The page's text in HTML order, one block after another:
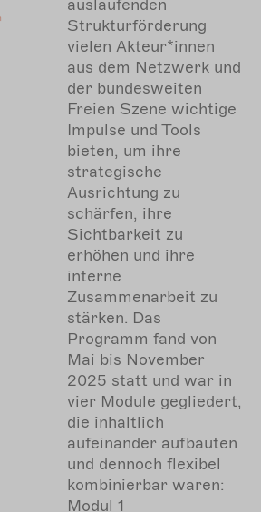
auslaufenden
Strukturförderung
vielen Akteur*innen
aus dem Netzwerk und
der bundesweiten
Freien Szene wichtige
Impulse und Tools
bieten, um ihre
strategische
Ausrichtung zu
schärfen, ihre
Sichtbarkeit zu
erhöhen und ihre
interne
Zusammenarbeit zu
stärken. Das
Programm fand von
Mai bis November
2025 statt und war in
vier Module gegliedert,
die inhaltlich
aufeinander aufbauten
und dennoch flexibel
kombinierbar waren:
Modul 1